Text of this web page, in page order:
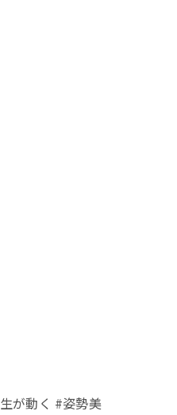
が動く #姿勢美